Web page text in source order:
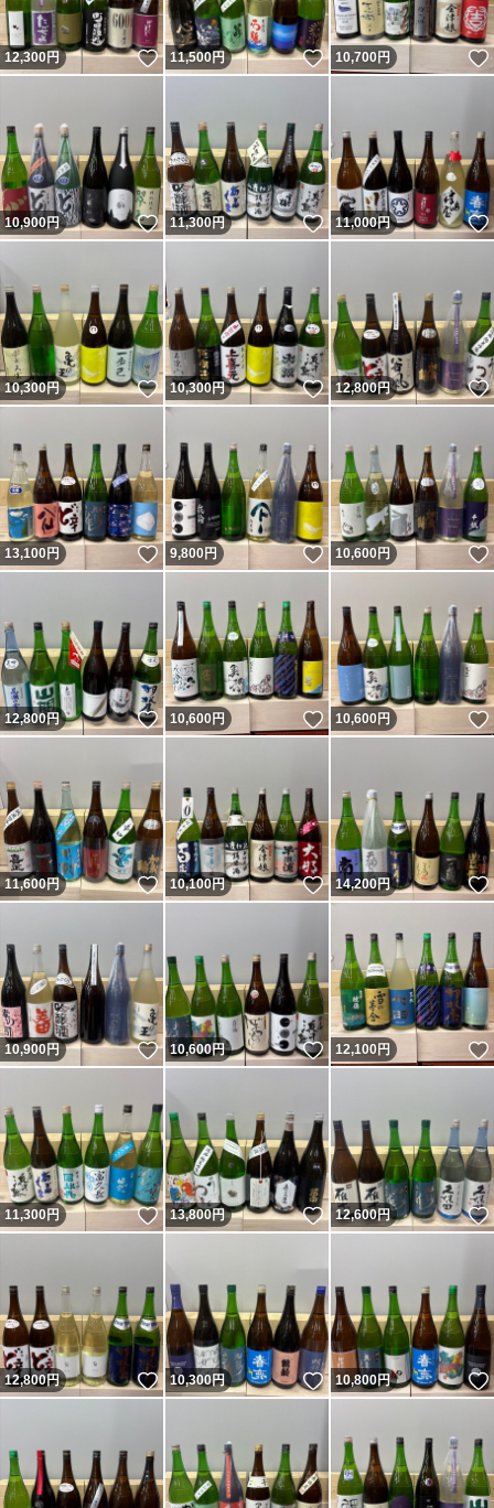
12,300円 いいね！
11,500円 いいね！
10,700円
10,900円 いいね！
11,300円 いいね！
11,000円
10,300円 いいね！
10,300円 いいね！
12,800円
13,100円 いいね！
9,800円 いいね！
10,600円
12,800円 いいね！
10,600円 いいね！
10,600円
11,600円 いいね！
10,100円 いいね！
14,200円
10,900円 いいね！
10,600円 いいね！
12,100円
11,300円 いいね！
13,800円 いいね！
12,600円
12,800円 いいね！
10,300円 いいね！
10,800円